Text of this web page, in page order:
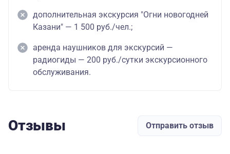
дополнительная экскурсия "Огни новогодней
Казани" — 1 500 руб./чел.;
аренда наушников для экскурсий —
радиогиды — 200 руб./сутки экскурсионного
обслуживания.
Отзывы Отправить отзыв